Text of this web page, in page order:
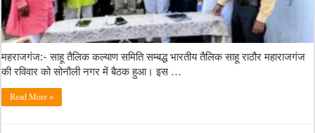
महराजगंज:- साहू तैलिक कल्याण समिति सम्बद्ध भारतीय तैलिक साहू राठौर महाराजगंज
की रविवार को सोनौली नगर में बैठक हुआ। इस …
Read More »